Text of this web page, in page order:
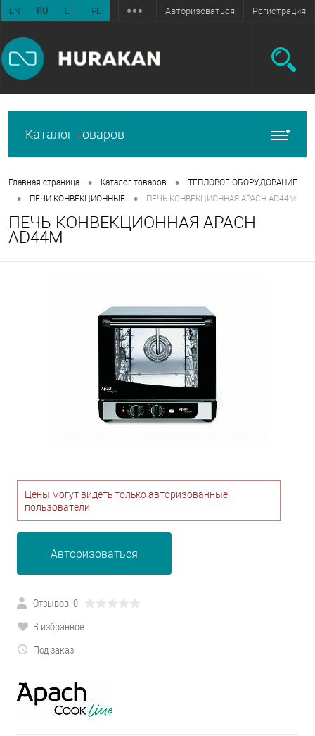
EN RU ET PL Авторизоваться Регистрация
Каталог товаров
Главная страница • Каталог товаров • ТЕПЛОВОЕ ОБОРУДОВАНИЕ
• ПЕЧИ КОНВЕКЦИОННЫЕ • ПЕЧЬ КОНВЕКЦИОННАЯ APACH AD44M
ПЕЧЬ КОНВЕКЦИОННАЯ APACH
AD44M
Цены могут видеть только авторизованные
пользователи
Авторизоваться
Отзывов: 0
В избранное
Под заказ